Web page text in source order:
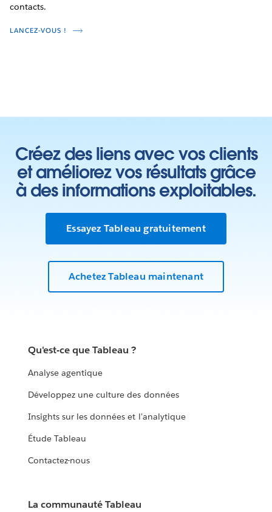
contacts.
LANCEZ-VOUS !
Créez des liens avec vos clients
et améliorez vos résultats grâce
à des informations exploitables.
Essayez Tableau gratuitement
Achetez Tableau maintenant
Qu'est-ce que Tableau ?
Analyse agentique
Développez une culture des données
Insights sur les données et l'analytique
Étude Tableau
Contactez-nous
La communauté Tableau